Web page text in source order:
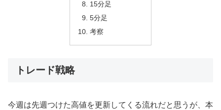
15分足
5分足
考察
トレード戦略
今週は先週つけた高値を更新してくる流れだと思うが、本